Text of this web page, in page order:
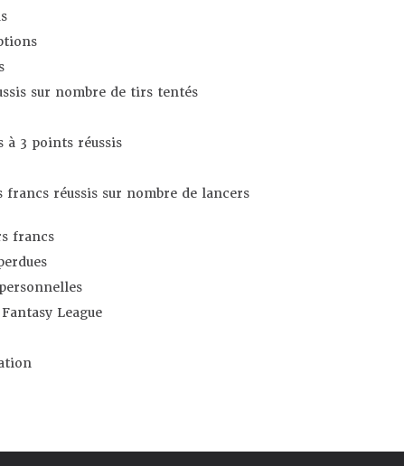
sur nombre de tirs tentés
à 3 points réussis
francs réussis sur nombre de lancers
francs
League